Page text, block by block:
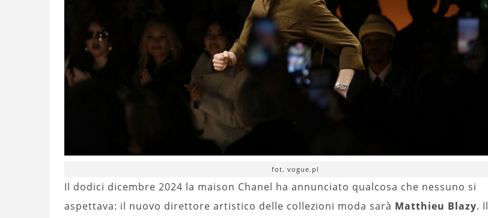
fot. vogue.pl
Il dodici dicembre 2024 la maison Chanel ha annunciato qualcosa che nessuno si
aspettava: il nuovo direttore artistico delle collezioni moda sarà Matthieu Blazy. Il